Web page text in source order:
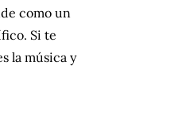
como un
Si te
la música y